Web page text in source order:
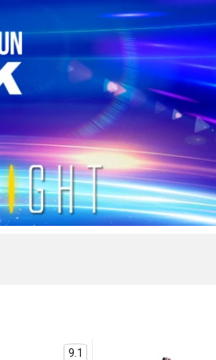
9.1